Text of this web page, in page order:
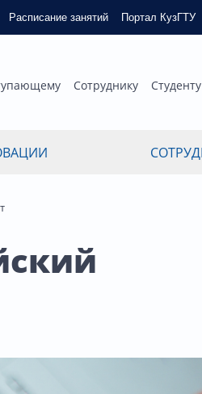
Расписание занятий Портал КузГТУ
Сотруднику Студенту